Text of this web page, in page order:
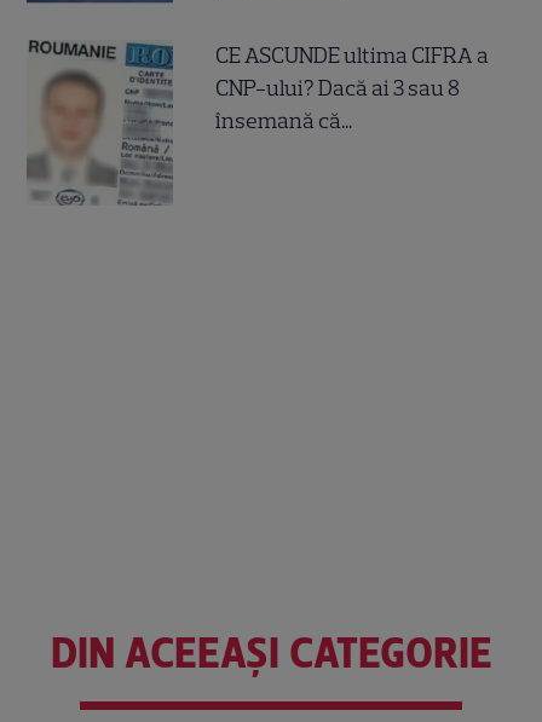
CE ASCUNDE ultima CIFRA a
CNP-ului? Dacă ai 3 sau 8
însemană că...
DIN ACEEAȘI CATEGORIE